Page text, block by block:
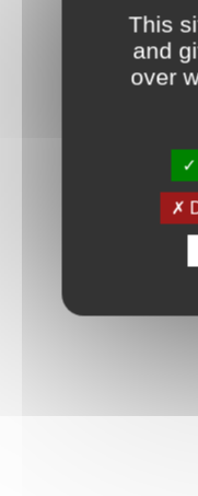
This
and
over
Mot de passe